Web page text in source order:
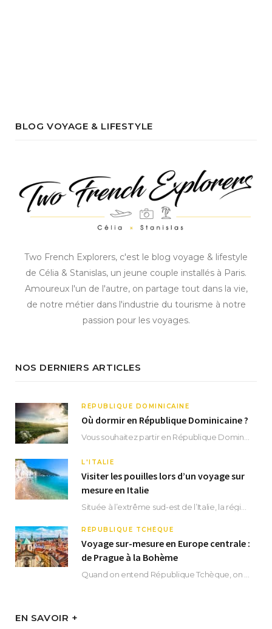
BLOG VOYAGE & LIFESTYLE
Two French Explorers, c'est le blog voyage & lifestyle
de Célia & Stanislas, un jeune couple installés à Paris.
Amoureux l'un de l'autre, on partage tout dans la vie,
de notre métier dans l'industrie du tourisme à notre
passion pour les voyages.
NOS DERNIERS ARTICLES
RÉPUBLIQUE DOMINICAINE
Où dormir en République Dominicaine ?
L'ITALIE
Visiter les pouilles lors d’un voyage sur
mesure en Italie
RÉPUBLIQUE TCHÈQUE
Voyage sur-mesure en Europe centrale :
de Prague à la Bohème
EN SAVOIR +